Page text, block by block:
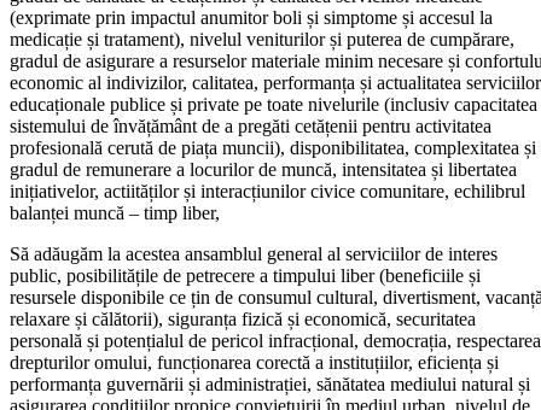
(exprimate prin impactul anumitor boli și simptome și accesul la
medicație și tratament), nivelul veniturilor și puterea de cumpărare,
gradul de asigurare a resurselor materiale minim necesare și
economic al indivizilor, calitatea, performanța și actualitatea serviciilor
educaționale publice și private pe toate nivelurile (inclusiv capacitatea
sistemului de învățământ de a pregăti cetățenii pentru activitatea
profesională cerută de piața muncii), disponibilitatea, complexitatea și
gradul de remunerare a locurilor de muncă, intensitatea și libertatea
inițiativelor, actiităților și interacțiunilor civice comunitare, echilibrul
balanței muncă – timp liber,
Să adăugăm la acestea ansamblul general al serviciilor de interes
public, posibilitățile de petrecere a timpului liber (beneficiile și
resursele disponibile ce țin de consumul cultural, divertisment,
relaxare și călătorii), siguranța fizică și economică, securitatea
personală și potențialul de pericol infracțional, democrația, respectarea
drepturilor omului, funcționarea corectă a instituțiilor, eficiența și
performanța guvernării și administrației, sănătatea mediului natural și
asigurarea condițiilor propice conviețuirii în mediul urban, nivelul de